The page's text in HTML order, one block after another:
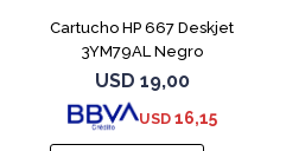
Cartucho HP 667 Deskjet
3YM79AL Negro
USD 19,00
USD 16,15